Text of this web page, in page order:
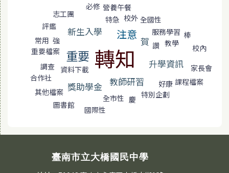
志工團
必修 營養午餐
評鑑
特急 校外 全國性
常用
新生入學
強 注意
服務學習
重要檔案
重要 轉知
賀 讚 教學
棒
校內
調查
合作社
資料下載 升學資訊 家長會
其他檔案 獎助學金 教師研習 好康 課程檔案
圖書館
全市性 慶
特別企劃
國際性
臺南市立大橋國民中學